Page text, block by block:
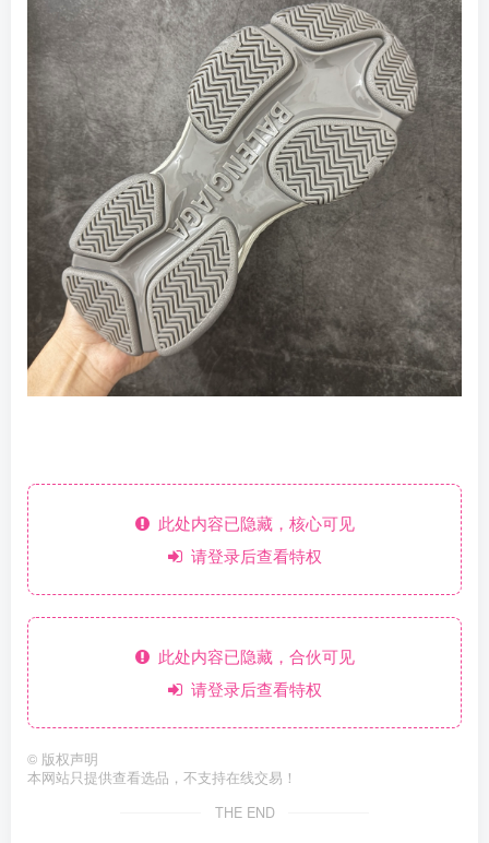
此处内容已隐藏，核心可见
请登录后查看特权
此处内容已隐藏，合伙可见
请登录后查看特权
© 版权声明
本网站只提供查看选品，不支持在线交易！
THE END